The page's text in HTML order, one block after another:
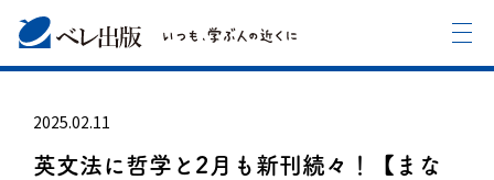
2025.02.11
英文法に哲学と2月も新刊続々！【まな